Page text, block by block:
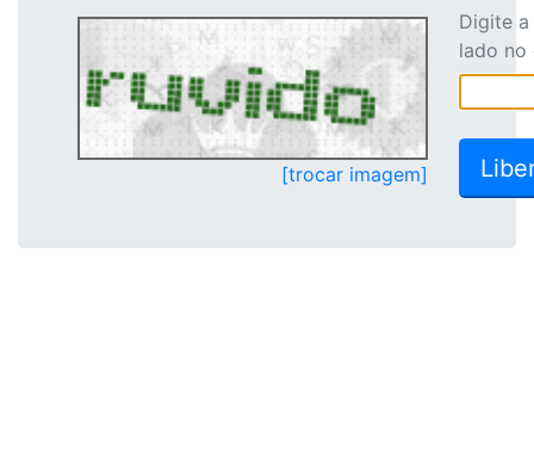
[trocar imagem]
Digite
lado no